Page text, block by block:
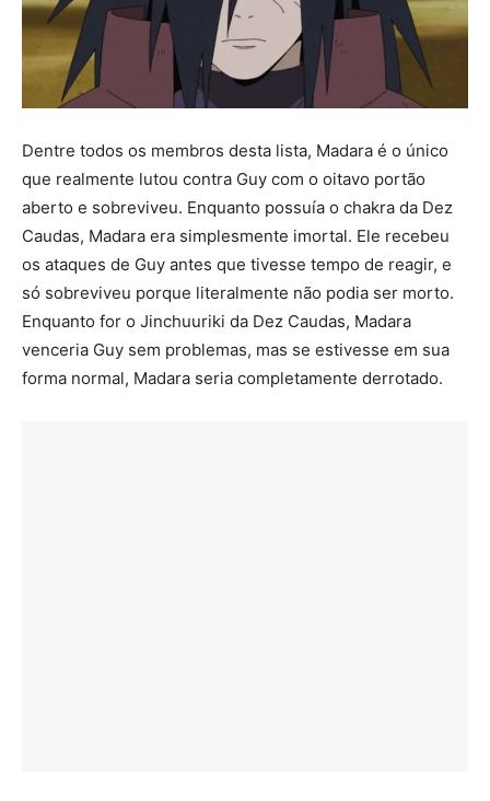
Dentre todos os membros desta lista, Madara é o único
que realmente lutou contra Guy com o oitavo portão
aberto e sobreviveu. Enquanto possuía o chakra da Dez
Caudas, Madara era simplesmente imortal. Ele recebeu
os ataques de Guy antes que tivesse tempo de reagir, e
só sobreviveu porque literalmente não podia ser morto.
Enquanto for o Jinchuuriki da Dez Caudas, Madara
venceria Guy sem problemas, mas se estivesse em sua
forma normal, Madara seria completamente derrotado.